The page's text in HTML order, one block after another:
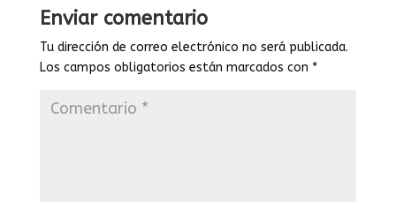
Enviar comentario
Tu dirección de correo electrónico no será publicada.
Los campos obligatorios están marcados con *